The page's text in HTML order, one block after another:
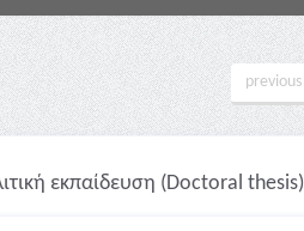
previous
εκπαίδευση (Doctoral thesis)